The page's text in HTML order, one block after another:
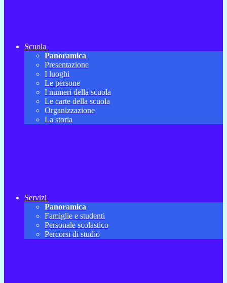
Scuola
Panoramica
Presentazione
I luoghi
Le persone
I numeri della scuola
Le carte della scuola
Organizzazione
La storia
Servizi
Panoramica
Famiglie e studenti
Personale scolastico
Percorsi di studio